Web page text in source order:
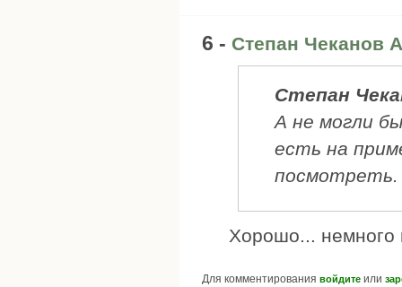
6 - Степан Чеканов
Степан
А не могли
есть на
посмотреть.
Хорошо... немного
Для комментирования войдите или